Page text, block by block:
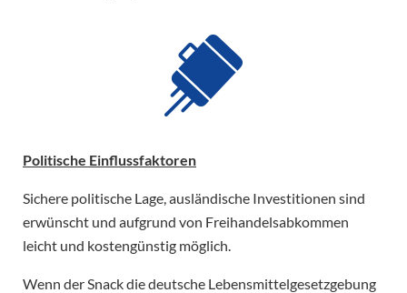
Politische Einflussfaktoren
Sichere politische Lage, ausländische Investitionen sind
erwünscht und aufgrund von Freihandelsabkommen
leicht und kostengünstig möglich.
Wenn der Snack die deutsche Lebensmittelgesetzgebung